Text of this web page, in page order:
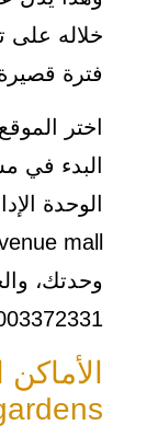
خلاله على
فترة
اختر
البدء في
وحدتك،